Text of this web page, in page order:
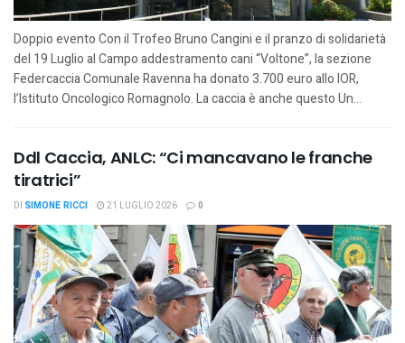
Doppio evento Con il Trofeo Bruno Cangini e il pranzo di solidarietà
del 19 Luglio al Campo addestramento cani “Voltone”, la sezione
Federcaccia Comunale Ravenna ha donato 3.700 euro allo IOR,
l’Istituto Oncologico Romagnolo. La caccia è anche questo Un...
Ddl Caccia, ANLC: “Ci mancavano le franche
tiratrici”
DI SIMONE RICCI 21 LUGLIO 2026 0